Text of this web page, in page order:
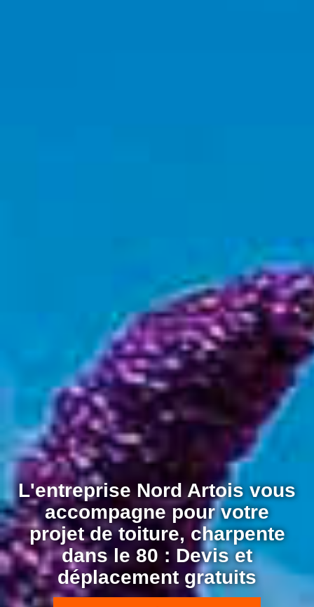
L'entreprise Nord Artois vous
accompagne pour votre
projet de toiture, charpente
dans le 80 : Devis et
déplacement gratuits